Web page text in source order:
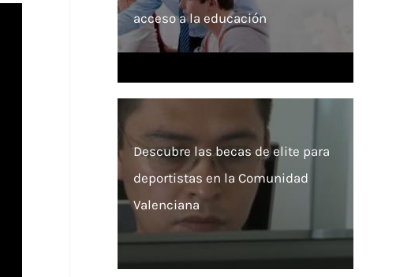
acceso a la educación
Descubre las becas de elite para
deportistas en la Comunidad
Valenciana